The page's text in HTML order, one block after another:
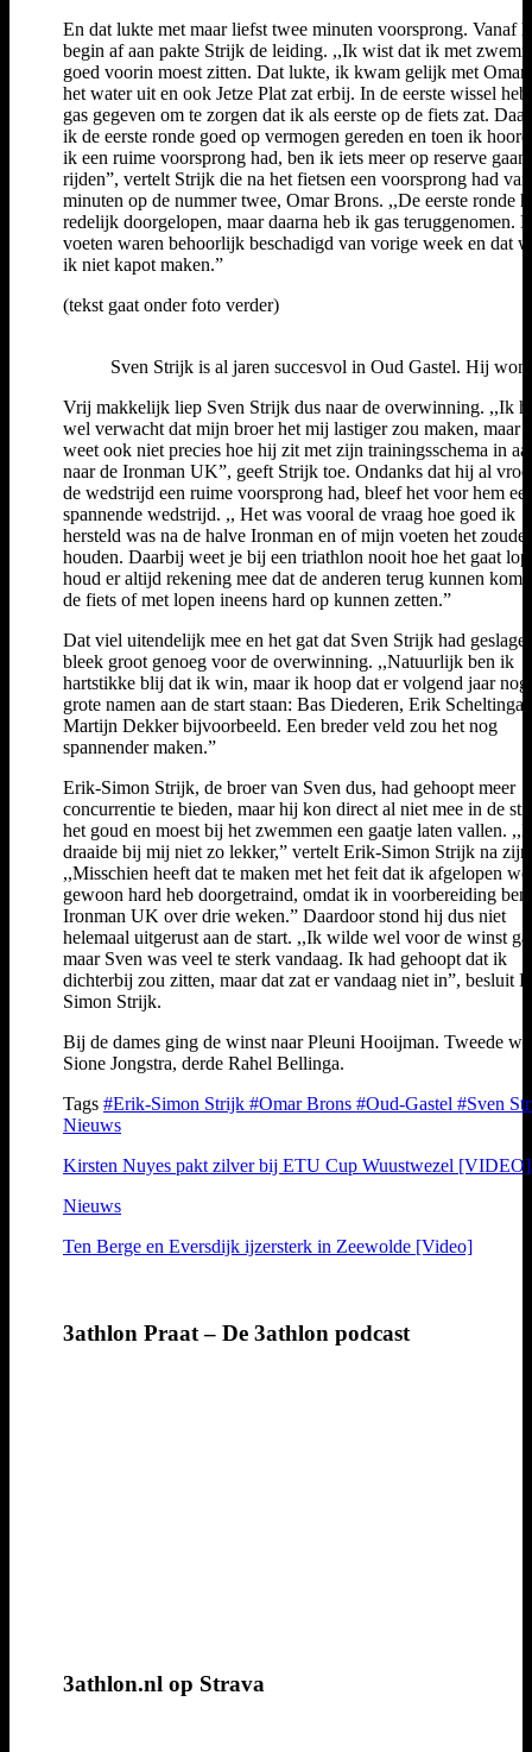
En dat lukte met maar liefst twee minuten voorsprong. Vanaf
begin af aan pakte Strijk de leiding. ,,Ik wist dat ik met
goed voorin moest zitten. Dat lukte, ik kwam gelijk met Omar
het water uit en ook Jetze Plat zat erbij. In de eerste wissel
gas gegeven om te zorgen dat ik als eerste op de fiets zat.
ik de eerste ronde goed op vermogen gereden en toen ik
ik een ruime voorsprong had, ben ik iets meer op reserve gaan
rijden”, vertelt Strijk die na het fietsen een voorsprong had
minuten op de nummer twee, Omar Brons. ,,De eerste ronde
redelijk doorgelopen, maar daarna heb ik gas teruggenomen.
voeten waren behoorlijk beschadigd van vorige week en dat
ik niet kapot maken.”
(tekst gaat onder foto verder)
Sven Strijk is al jaren succesvol in Oud Gastel. Hij
Vrij makkelijk liep Sven Strijk dus naar de overwinning. ,,Ik
wel verwacht dat mijn broer het mij lastiger zou maken, maar
weet ook niet precies hoe hij zit met zijn trainingsschema in
naar de Ironman UK”, geeft Strijk toe. Ondanks dat hij al
de wedstrijd een ruime voorsprong had, bleef het voor hem
spannende wedstrijd. ,, Het was vooral de vraag hoe goed ik
hersteld was na de halve Ironman en of mijn voeten het
houden. Daarbij weet je bij een triathlon nooit hoe het gaat
houd er altijd rekening mee dat de anderen terug kunnen
de fiets of met lopen ineens hard op kunnen zetten.”
Dat viel uitendelijk mee en het gat dat Sven Strijk had
bleek groot genoeg voor de overwinning. ,,Natuurlijk ben ik
hartstikke blij dat ik win, maar ik hoop dat er volgend jaar nog
grote namen aan de start staan: Bas Diederen, Erik Scheltinga
Martijn Dekker bijvoorbeeld. Een breder veld zou het nog
spannender maken.”
Erik-Simon Strijk, de broer van Sven dus, had gehoopt meer
concurrentie te bieden, maar hij kon direct al niet mee in de
het goud en moest bij het zwemmen een gaatje laten vallen.
draaide bij mij niet zo lekker,” vertelt Erik-Simon Strijk na zijn
,,Misschien heeft dat te maken met het feit dat ik afgelopen
gewoon hard heb doorgetraind, omdat ik in voorbereiding ben
Ironman UK over drie weken.” Daardoor stond hij dus niet
helemaal uitgerust aan de start. ,,Ik wilde wel voor de winst
maar Sven was veel te sterk vandaag. Ik had gehoopt dat ik
dichterbij zou zitten, maar dat zat er vandaag niet in”, besluit
Simon Strijk.
Bij de dames ging de winst naar Pleuni Hooijman. Tweede
Sione Jongstra, derde Rahel Bellinga.
Tags #Erik-Simon Strijk #Omar Brons #Oud-Gastel #Sven
Nieuws
Kirsten Nuyes pakt zilver bij ETU Cup Wuustwezel [VIDEO]
Nieuws
Ten Berge en Eversdijk ijzersterk in Zeewolde [Video]
3athlon Praat – De 3athlon podcast
3athlon.nl op Strava